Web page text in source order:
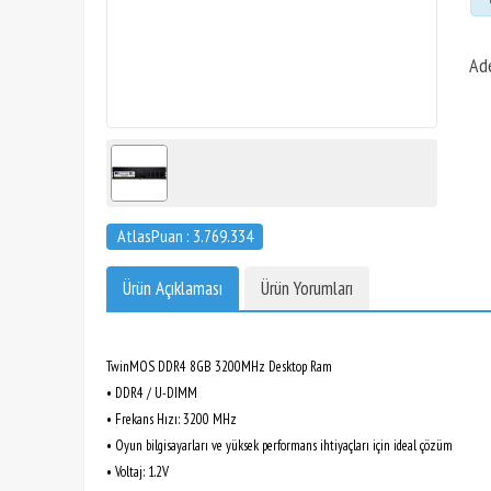
AtlasPuan : 3.769.334
Ürün Açıklaması Ürün Yorumları
TwinMOS DDR4 8GB 3200MHz Desktop Ram
• DDR4 / U-DIMM
• Frekans Hızı: 3200 MHz
• Oyun bilgisayarları ve yüksek performans ihtiyaçları için ideal çözüm
• Voltaj: 1.2V